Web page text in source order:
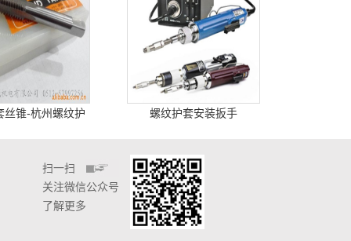
丝锥-杭州螺纹护
螺纹护套安装扳手
扫一扫
关注微信公众号
了解更多